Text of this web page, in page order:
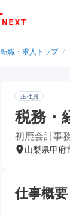
転職・求人トップ /
正社員
税務・
初鹿会計事
山梨県甲府
仕事概要